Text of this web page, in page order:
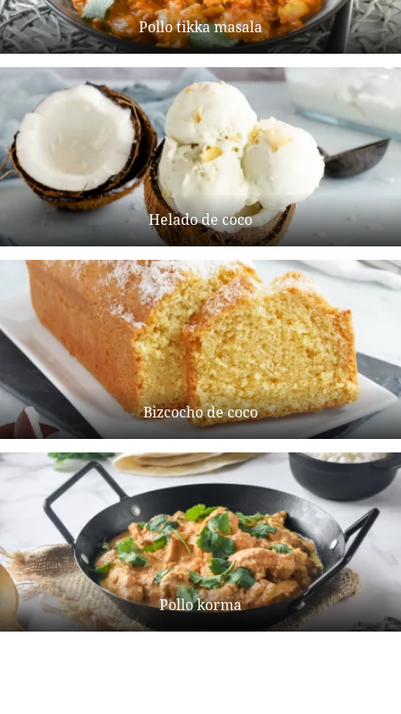
Pollo tikka masala
Helado de coco
Bizcocho de coco
Pollo korma